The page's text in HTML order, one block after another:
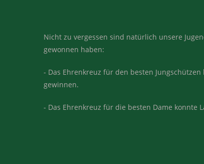
Nicht zu vergessen sind natürlich unsere
gewonnen haben:
- Das Ehrenkreuz für den besten
gewinnen.
- Das Ehrenkreuz für die besten Dame konnte